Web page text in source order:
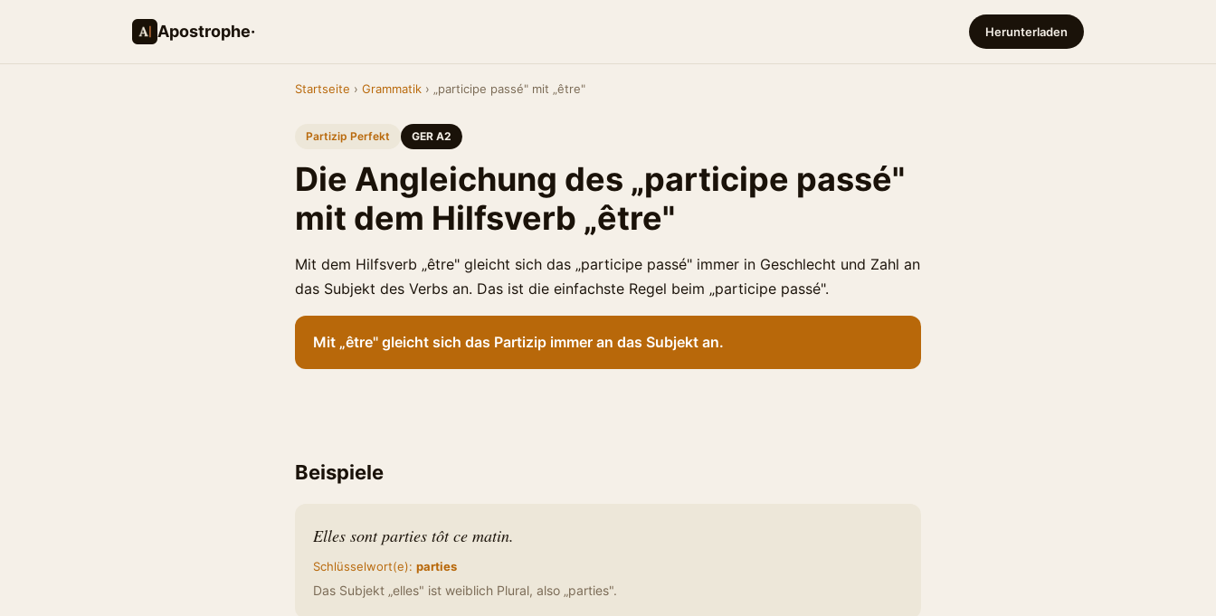
Apostrophe· Herunterladen
Startseite › Grammatik › „participe passé" mit „être"
Partizip Perfekt GER A2
Die Angleichung des „participe passé"
mit dem Hilfsverb „être"
Mit dem Hilfsverb „être" gleicht sich das „participe passé" immer in Geschlecht und Zahl an
das Subjekt des Verbs an. Das ist die einfachste Regel beim „participe passé".
Mit „être" gleicht sich das Partizip immer an das Subjekt an.
Beispiele
Elles sont parties tôt ce matin.
Schlüsselwort(e): parties
Das Subjekt „elles" ist weiblich Plural, also „parties".